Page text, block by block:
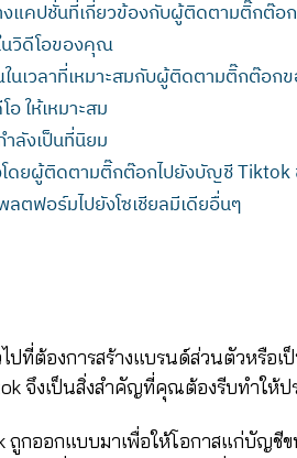
งแคปชั่นที่เกี่ยวข้องกับผู้ติดตามติ๊กต๊
นวิดีโอของคุณ
นเวลาที่เหมาะสมกับผู้ติดตามติ๊กต๊อ
ให้เหมาะสม
ำลังเป็นที่นิยม
โดยผู้ติดตามติ๊กต๊อกไปยังบัญชี
ตฟอร์มไปยังโซเชียลมีเดียอื่นๆ
ที่ต้องการสร้างแบรนด์ส่วนตัวหรือเป็
จึงเป็นสิ่งสำคัญที่คุณต้องรีบทำให้ป
ถูกออกแบบมาเพื่อให้โอกาสแก่บัญชีข